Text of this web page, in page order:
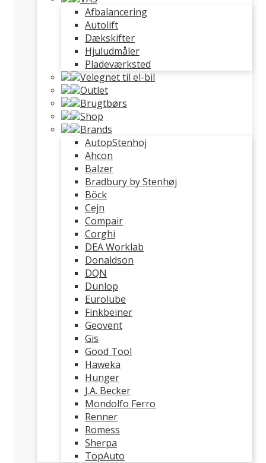
Afbalancering
Autolift
Dækskifter
Hjuludmåler
Pladeværksted
Velegnet til el-bil
Outlet
Brugtbørs
Shop
Brands
AutopStenhoj
Ahcon
Balzer
Bradbury by Stenhøj
Böck
Cejn
Compair
Corghi
DEA Worklab
Donaldson
DQN
Dunlop
Eurolube
Finkbeiner
Geovent
Gis
Good Tool
Haweka
Hunger
J.A. Becker
Mondolfo Ferro
Renner
Romess
Sherpa
TopAuto